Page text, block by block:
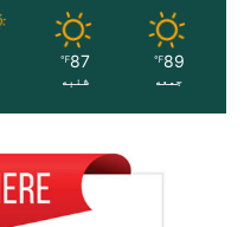
89
℉
جمعه
87
℉
شنبه